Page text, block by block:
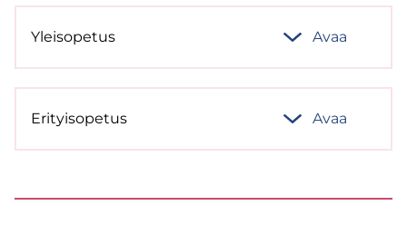
Ylei­so­pe­tus Avaa
Eri­tyi­so­pe­tus Avaa